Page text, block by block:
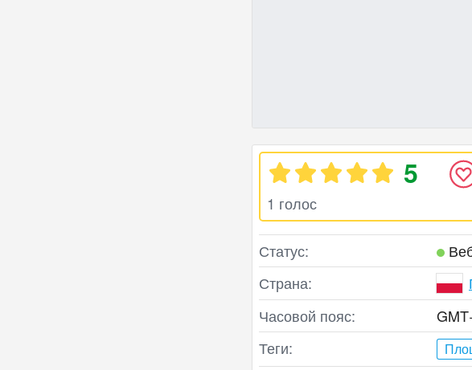
5
1 голос
Статус:
Страна:
Часовой пояс:
Теги: